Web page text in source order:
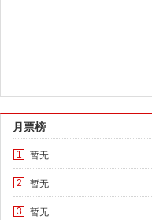
月票榜
1 暂无
2 暂无
3 暂无